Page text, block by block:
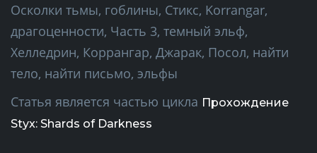
Осколки тьмы, гоблины, Стикс, Korrangar,
драгоценности, Часть 3, темный эльф,
Хелледрин, Коррангар, Джарак, Посол, найти
тело, найти письмо, эльфы
Статья является частью цикла Прохождение
Styx: Shards of Darkness